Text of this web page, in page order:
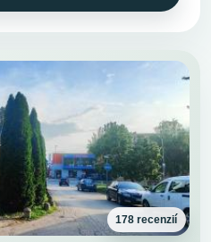
178 recenzií